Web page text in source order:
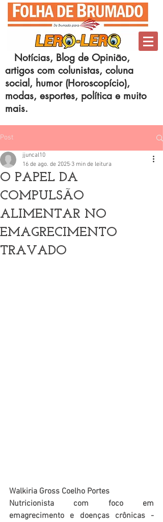
Notícias, Blog de Opinião,
artigos com colunistas, coluna
social, humor (Horoscopício),
modas, esportes, política e muito
mais.
Post
O PAPEL DA
COMPULSÃO
ALIMENTAR NO
EMAGRECIMENTO
TRAVADO
jjuncal10
16 de ago. de 2025 3 min de leitura
Walkiria Gross Coelho Portes
Nutricionista com foco em
emagrecimento e doenças crônicas -